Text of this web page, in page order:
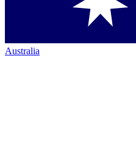
Australia